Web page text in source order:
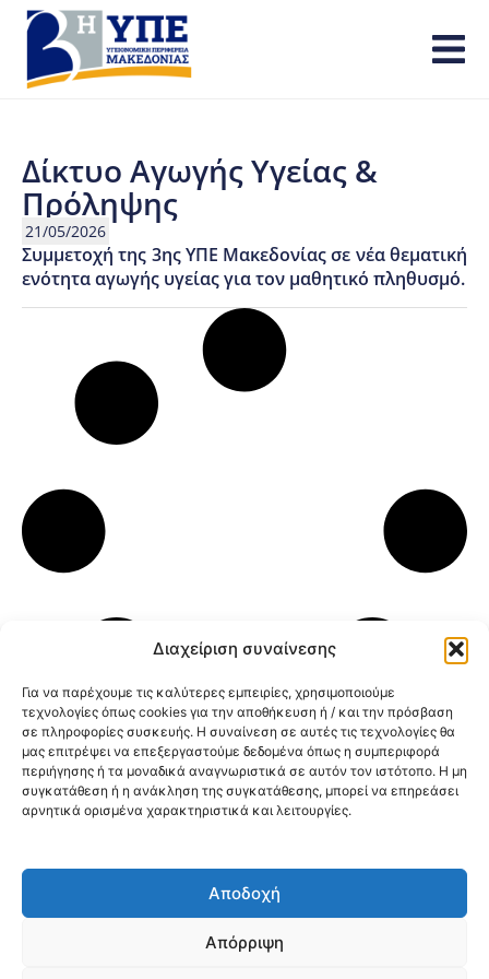
Διαχείριση συναίνεσης
Για να παρέχουμε τις καλύτερες εμπειρίες, χρησιμοποιούμε
τεχνολογίες όπως cookies για την αποθήκευση ή / και την πρόσβαση
σε πληροφορίες συσκευής. Η συναίνεση σε αυτές τις τεχνολογίες θα
μας επιτρέψει να επεξεργαστούμε δεδομένα όπως η συμπεριφορά
περιήγησης ή τα μοναδικά αναγνωριστικά σε αυτόν τον ιστότοπο. Η μη
συγκατάθεση ή η ανάκληση της συγκατάθεσης, μπορεί να επηρεάσει
αρνητικά ορισμένα χαρακτηριστικά και λειτουργίες.
Αποδοχή
Απόρριψη
Δίκτυο Αγωγής Υγείας &
Πρόληψης
21/05/2026
Συμμετοχή της 3ης ΥΠΕ Μακεδονίας σε νέα θεματική
ενότητα αγωγής υγείας για τον μαθητικό πληθυσμό.
@2026 3ype.gr All rights reserved
Θεσσαλονίκη, ΕλλάδαΤηλ: +30 2311 226 200